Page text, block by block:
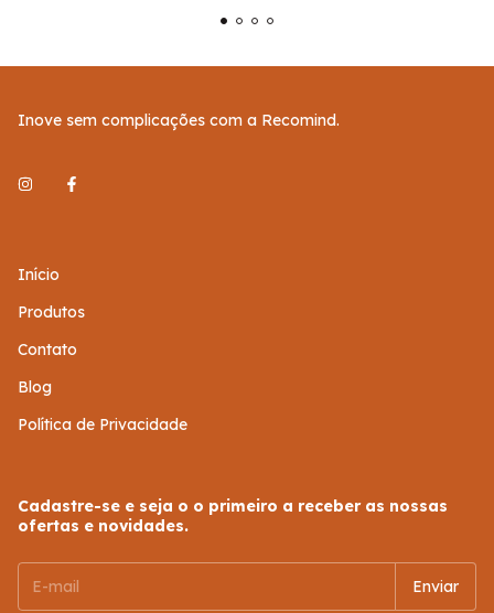
Inove sem complicações com a Recomind.
Início
Produtos
Contato
Blog
Política de Privacidade
Cadastre-se e seja o o primeiro a receber as nossas
ofertas e novidades.